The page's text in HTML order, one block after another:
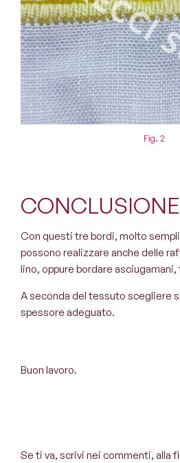
Fig. 2
CONCLUSIONE
Con questi tre bordi, molto
possono realizzare anche delle
lino, oppure bordare
A seconda del tessuto scegliere
spessore adeguato.
Buon lavoro.
Se ti va, scrivi nei commenti, alla